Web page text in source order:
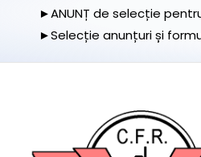
►ANUNȚ de selecție
►Selecție anunțuri și